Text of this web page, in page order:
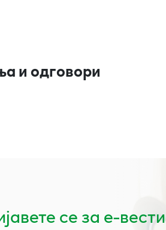
и одговори
се за е-вести